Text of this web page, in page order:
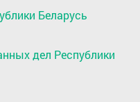
Беларусь
дел Республики